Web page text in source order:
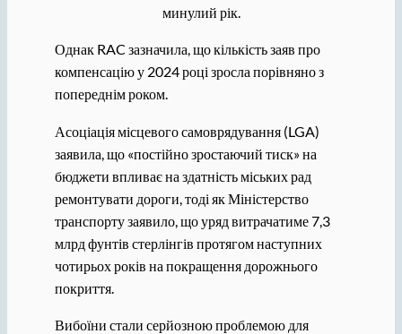
минулий рік.
Однак RAC зазначила, що кількість заяв про
компенсацію у 2024 році зросла порівняно з
попереднім роком.
Асоціація місцевого самоврядування (LGA)
заявила, що «постійно зростаючий тиск» на
бюджети впливає на здатність міських рад
ремонтувати дороги, тоді як Міністерство
транспорту заявило, що уряд витрачатиме 7,3
млрд фунтів стерлінгів протягом наступних
чотирьох років на покращення дорожнього
покриття.
Вибоїни стали серйозною проблемою для